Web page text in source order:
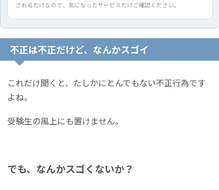
されるだけなので、気になったサービスだけご確認ください。
不正は不正だけど、なんかスゴイ
これだけ聞くと、たしかにとんでもない不正行為です
よね。
受験生の風上にも置けません。
でも、なんかスゴくないか？